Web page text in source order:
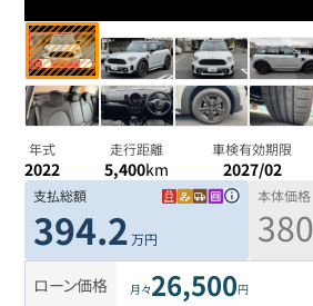
年式
2022
走行距離
5,400km
車検有効期限
2027/02
支払総額
394.2 万円
本体価格
380
ローン価格 月々26,500円